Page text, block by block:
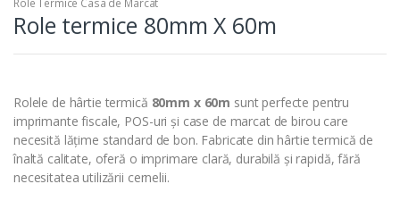
Role Termice Casa de Marcat
Role termice 80mm X 60m
Rolele de hârtie termică 80mm x 60m sunt perfecte pentru
imprimante fiscale, POS-uri și case de marcat de birou care
necesită lățime standard de bon. Fabricate din hârtie termică de
înaltă calitate, oferă o imprimare clară, durabilă și rapidă, fără
necesitatea utilizării cernelii.